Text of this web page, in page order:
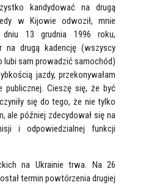
kandydować na drugą
w Kijowie odwoził, mnie
13 grudnia 1996 roku,
na drugą kadencję (wszyscy
lubi sam prowadzić samochód)
jazdy, przekonywałam
Cieszę się, że być
się do tego, że nie tylko
ale później zdecydował się na
i odpowiedzialnej funkcji
na Ukrainie trwa. Na 26
termin powtórzenia drugiej